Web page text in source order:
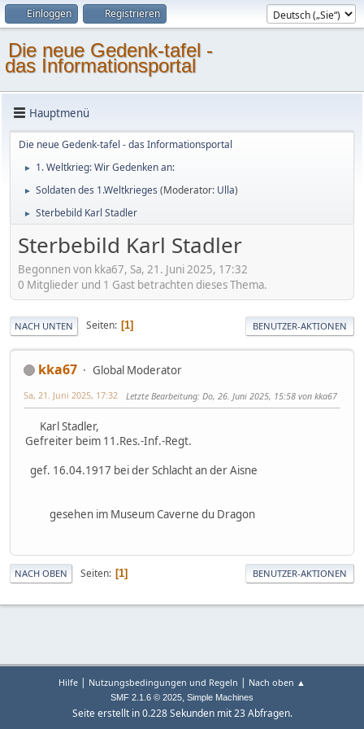
Einloggen Registrieren
Die neue Gedenk-tafel -
das Informationsportal
Hauptmenü
Die neue Gedenk-tafel - das Informationsportal
► 1. Weltkrieg: Wir Gedenken an:
► Soldaten des 1.Weltkrieges (Moderator: Ulla)
► Sterbebild Karl Stadler
Sterbebild Karl Stadler
Begonnen von kka67, Sa, 21. Juni 2025, 17:32
0 Mitglieder und 1 Gast betrachten dieses Thema.
NACH UNTEN Seiten 1 BENUTZER-AKTIONEN
kka67 Global Moderator
Sa, 21. Juni 2025, 17:32 Letzte Bearbeitung: Do, 26. Juni 2025, 15:58 von kka67
Karl Stadler,
Gefreiter beim 11.Res.-Inf.-Regt.
gef. 16.04.1917 bei der Schlacht an der Aisne
gesehen im Museum Caverne du Dragon
NACH OBEN Seiten 1 BENUTZER-AKTIONEN
Hilfe | Nutzungsbedingungen und Regeln | Nach oben ▲
SMF 2.1.6 © 2025, Simple Machines
Seite erstellt in 0.228 Sekunden mit 23 Abfragen.